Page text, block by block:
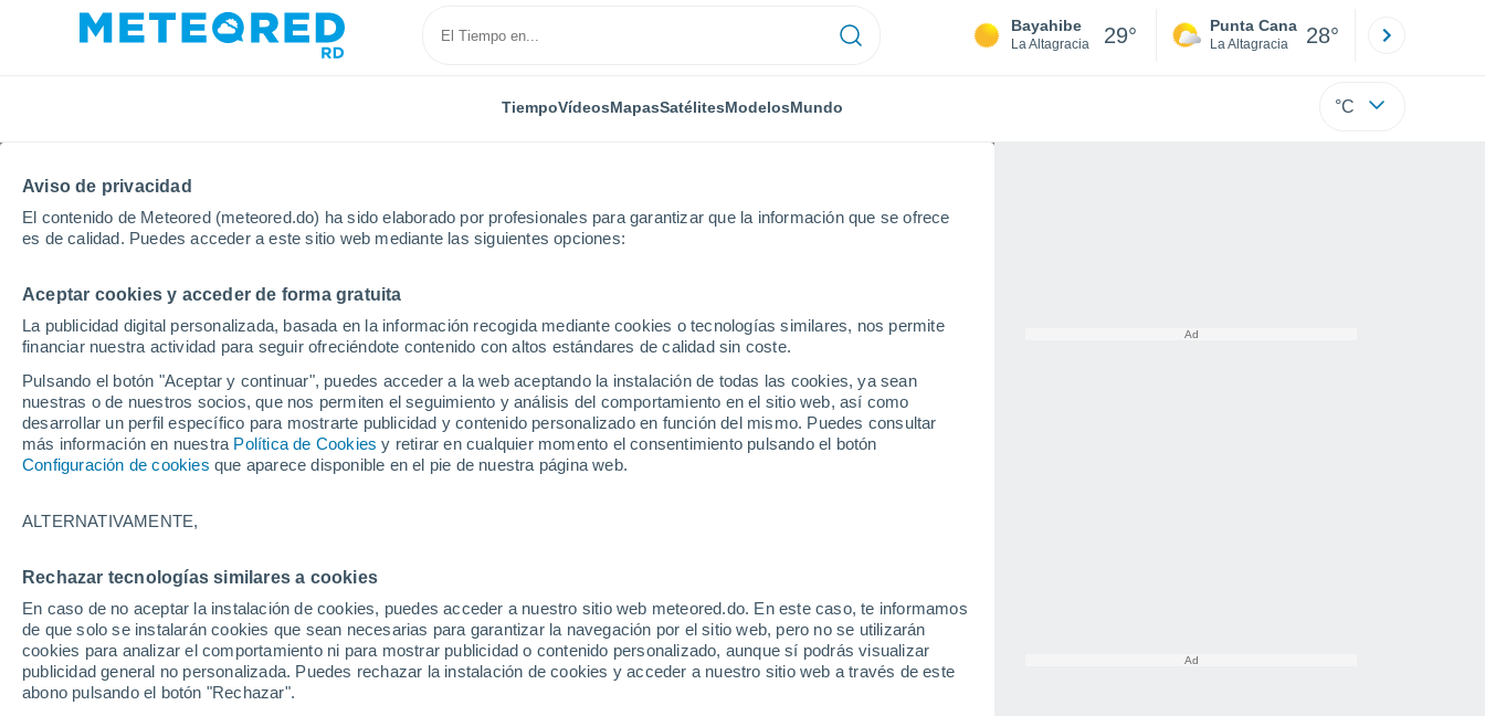
Aviso de privacidad
El contenido de Meteored (meteored.do) ha sido elaborado por profesionales para garantizar que la información que se ofrece
es de calidad. Puedes acceder a este sitio web mediante las siguientes opciones:
Aceptar cookies y acceder de forma gratuita
La publicidad digital personalizada, basada en la información recogida mediante cookies o tecnologías similares, nos permite
financiar nuestra actividad para seguir ofreciéndote contenido con altos estándares de calidad sin coste.
Pulsando el botón "Aceptar y continuar", puedes acceder a la web aceptando la instalación de todas las cookies, ya sean
nuestras o de nuestros socios, que nos permiten el seguimiento y análisis del comportamiento en el sitio web, así como
desarrollar un perfil específico para mostrarte publicidad y contenido personalizado en función del mismo. Puedes consultar
más información en nuestra Política de Cookies y retirar en cualquier momento el consentimiento pulsando el botón
Configuración de cookies que aparece disponible en el pie de nuestra página web.
ALTERNATIVAMENTE,
Rechazar tecnologías similares a cookies
En caso de no aceptar la instalación de cookies, puedes acceder a nuestro sitio web meteored.do. En este caso, te informamos
de que solo se instalarán cookies que sean necesarias para garantizar la navegación por el sitio web, pero no se utilizarán
cookies para analizar el comportamiento ni para mostrar publicidad o contenido personalizado, aunque sí podrás visualizar
publicidad general no personalizada. Puedes rechazar la instalación de cookies y acceder a nuestro sitio web a través de este
abono pulsando el botón "Rechazar".
Bayahibe
La Altagracia 29° Punta Cana
La Altagracia 28°
TiempoVídeosMapasSatélitesModelosMundo °C
Inicio Birmania
Tiempo en Birmania. Pronóstico a 14 días
Hoy, 7 agosto Todo el día Símbolo
Homalin
27°
21°
Lashio
29°